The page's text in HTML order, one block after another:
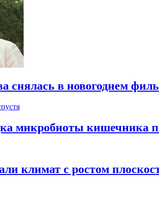
снялась в новогоднем
микробиоты кишечника
климат с ростом